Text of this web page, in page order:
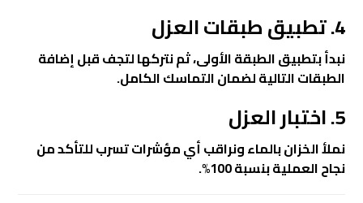
4. تطبيق طبقات العزل
نبدأ بتطبيق الطبقة الأولى، ثم نتركها لتجف قبل إضافة
الطبقات التالية لضمان التماسك الكامل.
5. اختبار العزل
نملأ الخزان بالماء ونراقب أي مؤشرات تسرب للتأكد من
نجاح العملية بنسبة 100%.